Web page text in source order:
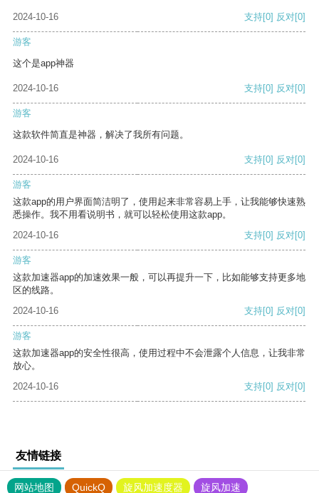
2024-10-16 支持[0] 反对[0]
游客
这个是app神器
2024-10-16 支持[0] 反对[0]
游客
这款软件简直是神器，解决了我所有问题。
2024-10-16 支持[0] 反对[0]
游客
这款app的用户界面简洁明了，使用起来非常容易上手，让我能够快速熟
悉操作。我不用看说明书，就可以轻松使用这款app。
2024-10-16
支持[0] 反对[0]
游客
这款加速器app的加速效果一般，可以再提升一下，比如能够支持更多地
区的线路。
2024-10-16
支持[0] 反对[0]
游客
这款加速器app的安全性很高，使用过程中不会泄露个人信息，让我非常
放心。
2024-10-16
支持[0] 反对[0]
友情链接
网站地图 QuickQ 旋风加速度器 旋风加速